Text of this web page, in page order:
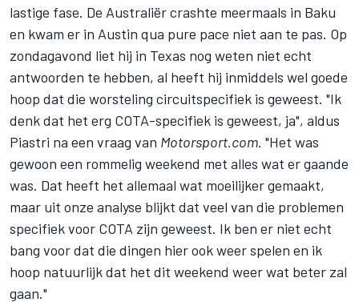
lastige fase. De Australiër crashte meermaals in Baku
en kwam er in Austin qua pure pace niet aan te pas. Op
zondagavond liet hij in Texas nog weten niet echt
antwoorden te hebben, al heeft hij inmiddels wel goede
hoop dat die worsteling circuitspecifiek is geweest. "Ik
denk dat het erg COTA-specifiek is geweest, ja", aldus
Piastri na een vraag van Motorsport.com. "Het was
gewoon een rommelig weekend met alles wat er gaande
was. Dat heeft het allemaal wat moeilijker gemaakt,
maar uit onze analyse blijkt dat veel van die problemen
specifiek voor COTA zijn geweest. Ik ben er niet echt
bang voor dat die dingen hier ook weer spelen en ik
hoop natuurlijk dat het dit weekend weer wat beter zal
gaan."